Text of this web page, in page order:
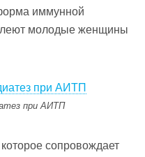
иммунной
молодые женщины
при АИТП
сопровождает